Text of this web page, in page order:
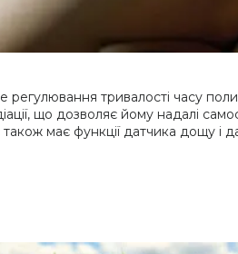
регулювання тривалості часу
що дозволяє йому надалі
має функції датчика дощу і